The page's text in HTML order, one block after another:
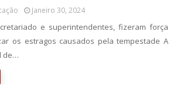
Janeiro 30, 2024
e superintendentes, fizeram força
os estragos causados pela tempestade A
de…